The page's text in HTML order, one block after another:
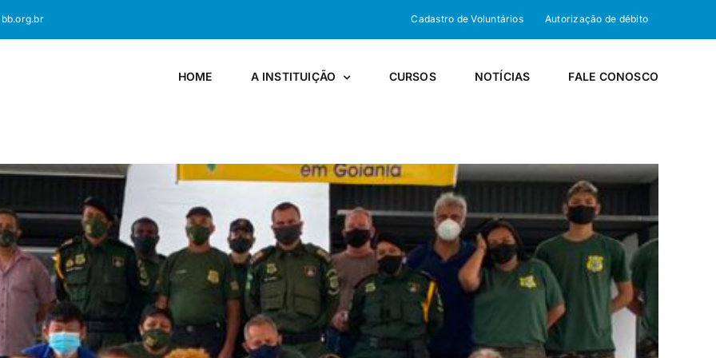
Cadastro de Voluntários Autorização de débito
HOME A INSTITUIÇÃO CURSOS NOTÍCIAS FALE CONOSCO